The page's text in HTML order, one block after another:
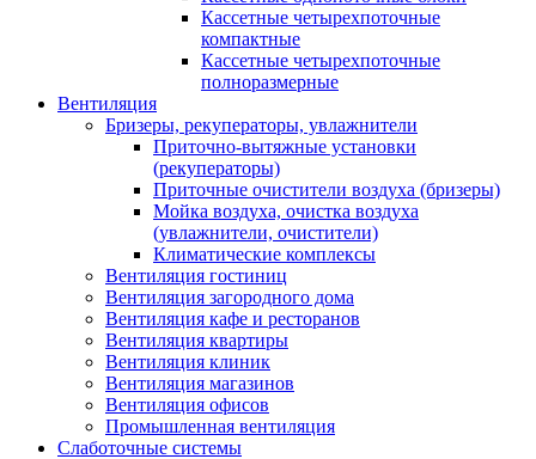
Кассетные четырехпоточные
компактные
Кассетные четырехпоточные
полноразмерные
Вентиляция
Бризеры, рекуператоры, увлажнители
Приточно-вытяжные установки
(рекуператоры)
Приточные очистители воздуха (бризеры)
Мойка воздуха, очистка воздуха
(увлажнители, очистители)
Климатические комплексы
Вентиляция гостиниц
Вентиляция загородного дома
Вентиляция кафе и ресторанов
Вентиляция квартиры
Вентиляция клиник
Вентиляция магазинов
Вентиляция офисов
Промышленная вентиляция
Слаботочные системы